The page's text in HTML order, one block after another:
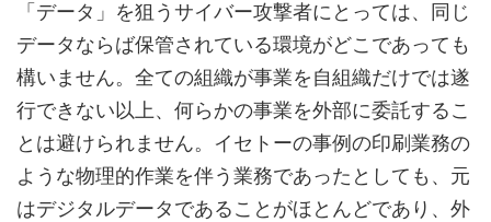
「データ」を狙うサイバー攻撃者にとっては、同じ
データならば保管されている環境がどこであっても
構いません。全ての組織が事業を自組織だけでは遂
行できない以上、何らかの事業を外部に委託するこ
とは避けられません。イセトーの事例の印刷業務の
ような物理的作業を伴う業務であったとしても、元
はデジタルデータであることがほとんどであり、外